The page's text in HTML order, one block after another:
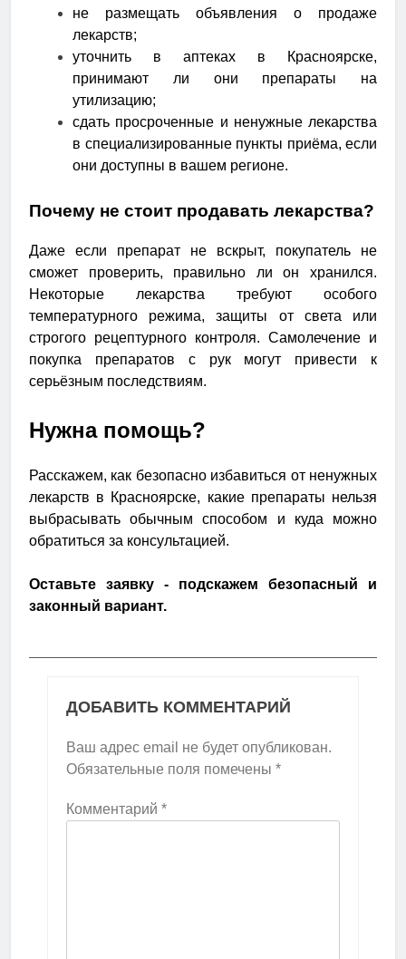
не размещать объявления о продаже
лекарств;
уточнить в аптеках в Красноярске,
принимают ли они препараты на
утилизацию;
сдать просроченные и ненужные лекарства
в специализированные пункты приёма, если
они доступны в вашем регионе.
Почему не стоит продавать лекарства?
Даже если препарат не вскрыт, покупатель не
сможет проверить, правильно ли он хранился.
Некоторые лекарства требуют особого
температурного режима, защиты от света или
строгого рецептурного контроля. Самолечение и
покупка препаратов с рук могут привести к
серьёзным последствиям.
Нужна помощь?
Расскажем, как безопасно избавиться от ненужных
лекарств в Красноярске, какие препараты нельзя
выбрасывать обычным способом и куда можно
обратиться за консультацией.
Оставьте заявку - подскажем безопасный и
законный вариант.
ДОБАВИТЬ КОММЕНТАРИЙ
Ваш адрес email не будет опубликован.
Обязательные поля помечены *
Комментарий *